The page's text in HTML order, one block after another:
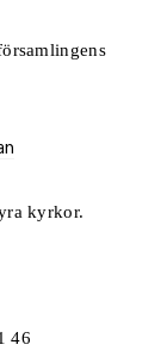
kyrkor.
46